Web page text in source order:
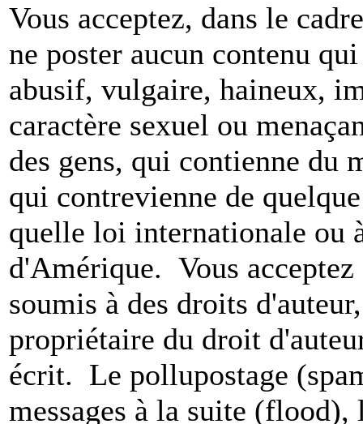
Vous acceptez, dans le
ne poster aucun contenu
abusif, vulgaire, haineux,
caractère sexuel ou
des gens, qui contienne du
qui contrevienne de
quelle loi internationale ou
d'Amérique. Vous
soumis à des droits
propriétaire du droit
écrit. Le pollupostage
messages à la suite